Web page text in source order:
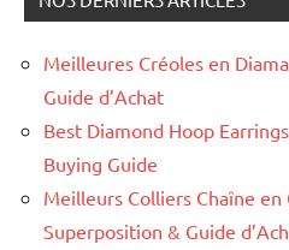
Meilleures Créoles en
Guide d’Achat
Best Diamond Hoop
Buying Guide
Meilleurs Colliers Chaîne en
Superposition & Guide